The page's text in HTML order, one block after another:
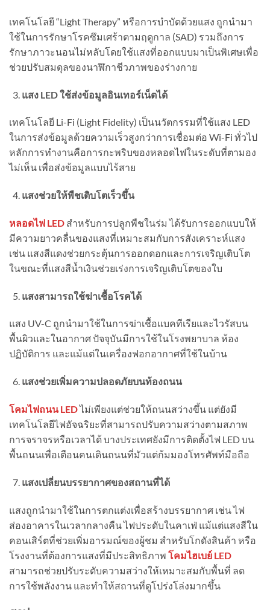
เทคโนโลยี “Light Therapy” หรือการบำบัดด้วยแสง ถูกนำมา
ใช้ในการรักษาโรคซึมเศร้าตามฤดูกาล (SAD) รวมถึงการ
รักษาภาวะนอนไม่หลับโดยใช้แสงที่ออกแบบมาเป็นพิเศษเพื่อ
ช่วยปรับสมดุลของนาฬิกาชีวภาพของร่างกาย
แสง LED ใช้ส่งข้อมูลอินเทอร์เน็ตได้
เทคโนโลยี Li-Fi (Light Fidelity) เป็นนวัตกรรมที่ใช้แสง LED
ในการส่งข้อมูลด้วยความเร็วสูงกว่าการเชื่อมต่อ Wi-Fi ทั่วไป
หลักการทำงานคือการกะพริบของหลอดไฟในระดับที่ตามอง
ไม่เห็น เพื่อส่งข้อมูลแบบไร้สาย
แสงช่วยให้พืชเติบโตเร็วขึ้น
หลอดไฟ LED สำหรับการปลูกพืชในร่ม ได้รับการออกแบบให้
มีความยาวคลื่นของแสงที่เหมาะสมกับการสังเคราะห์แสง
เช่น แสงสีแดงช่วยกระตุ้นการออกดอกและการเจริญเติบโต
ในขณะที่แสงสีน้ำเงินช่วยเร่งการเจริญเติบโตของใบ
แสงสามารถใช้ฆ่าเชื้อโรคได้
แสง UV-C ถูกนำมาใช้ในการฆ่าเชื้อแบคทีเรียและไวรัสบน
พื้นผิวและในอากาศ ปัจจุบันมีการใช้ในโรงพยาบาล ห้อง
ปฏิบัติการ และแม้แต่ในเครื่องฟอกอากาศที่ใช้ในบ้าน
แสงช่วยเพิ่มความปลอดภัยบนท้องถนน
โคมไฟถนน LEDไม่เพียงแต่ช่วยให้ถนนสว่างขึ้น แต่ยังมี
เทคโนโลยีไฟอัจฉริยะที่สามารถปรับความสว่างตามสภาพ
การจราจรหรือเวลาได้ บางประเทศยังมีการติดตั้งไฟ LED บน
พื้นถนนเพื่อเตือนคนเดินถนนที่มัวแต่ก้มมองโทรศัพท์มือถือ
แสงเปลี่ยนบรรยากาศของสถานที่ได้
แสงถูกนำมาใช้ในการตกแต่งเพื่อสร้างบรรยากาศ เช่น ไฟ
ส่องอาคารในเวลากลางคืน ไฟประดับในคาเฟ่ แม้แต่แสงสีใน
คอนเสิร์ตที่ช่วยเพิ่มอารมณ์ของผู้ชม สำหรับโกดังสินค้า หรือ
โรงงานที่ต้องการแสงที่มีประสิทธิภาพ โคมไฮเบย์ LED
สามารถช่วยปรับระดับความสว่างให้เหมาะสมกับพื้นที่ ลด
การใช้พลังงาน และทำให้สถานที่ดูโปร่งโล่งมากขึ้น